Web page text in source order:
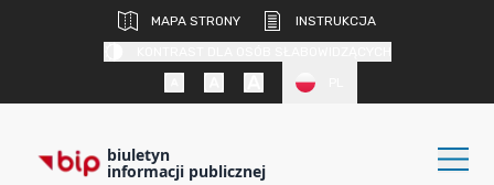
MAPA STRONY
INSTRUKCJA
biuletyn
informacji publicznej